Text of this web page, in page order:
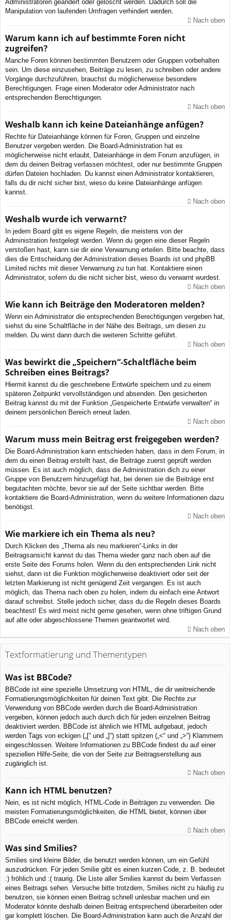
Administratoren geändert oder gelöscht werden. Dadurch soll die
Manipulation von laufenden Umfragen verhindert werden.
Nach oben
Warum kann ich auf bestimmte Foren nicht
zugreifen?
Manche Foren können bestimmten Benutzern oder Gruppen vorbehalten
sein. Um diese einzusehen, Beiträge zu lesen, zu schreiben oder andere
Vorgänge durchzuführen, brauchst du möglicherweise besondere
Berechtigungen. Frage einen Moderator oder Administrator nach
entsprechenden Berechtigungen.
Nach oben
Weshalb kann ich keine Dateianhänge anfügen?
Rechte für Dateianhänge können für Foren, Gruppen und einzelne
Benutzer vergeben werden. Die Board-Administration hat es
möglicherweise nicht erlaubt, Dateianhänge in dem Forum anzufügen, in
dem du deinen Beitrag verfassen möchtest, oder nur bestimmte Gruppen
dürfen Dateien hochladen. Du kannst einen Administrator kontaktieren,
falls du dir nicht sicher bist, wieso du keine Dateianhänge anfügen
kannst.
Nach oben
Weshalb wurde ich verwarnt?
In jedem Board gibt es eigene Regeln, die meistens von der
Administration festgelegt werden. Wenn du gegen eine dieser Regeln
verstoßen hast, kann sie dir eine Verwarnung erteilen. Bitte beachte, dass
dies die Entscheidung der Administration dieses Boards ist und phpBB
Limited nichts mit dieser Verwarnung zu tun hat. Kontaktiere einen
Administrator, sofern du die nicht sicher bist, wieso du verwarnt wurdest.
Nach oben
Wie kann ich Beiträge den Moderatoren melden?
Wenn ein Administrator die entsprechenden Berechtigungen vergeben hat,
siehst du eine Schaltfläche in der Nähe des Beitrags, um diesen zu
melden. Du wirst dann durch die weiteren Schritte geführt.
Nach oben
Was bewirkt die „Speichern“-Schaltfläche beim
Schreiben eines Beitrags?
Hiermit kannst du die geschriebene Entwürfe speichern und zu einem
späteren Zeitpunkt vervollständigen und absenden. Den gesicherten
Beitrag kannst du mit der Funktion „Gespeicherte Entwürfe verwalten“ in
deinem persönlichen Bereich erneut laden.
Nach oben
Warum muss mein Beitrag erst freigegeben werden?
Die Board-Administration kann entschieden haben, dass in dem Forum, in
dem du einen Beitrag erstellt hast, die Beiträge zuerst geprüft werden
müssen. Es ist auch möglich, dass die Administration dich zu einer
Gruppe von Benutzern hinzugefügt hat, bei denen sie die Beiträge erst
begutachten möchte, bevor sie auf der Seite sichtbar werden. Bitte
kontaktiere die Board-Administration, wenn du weitere Informationen dazu
benötigst.
Nach oben
Wie markiere ich ein Thema als neu?
Durch Klicken des „Thema als neu markieren“-Links in der
Beitragsansicht kannst du das Thema wieder ganz nach oben auf die
erste Seite des Forums holen. Wenn du den entsprechenden Link nicht
siehst, dann ist die Funktion möglicherweise deaktiviert oder seit der
letzten Markierung ist nicht genügend Zeit vergangen. Es ist auch
möglich, das Thema nach oben zu holen, indem du einfach eine Antwort
darauf schreibst. Stelle jedoch sicher, dass du die Regeln dieses Boards
beachtest! Es wird meist nicht gerne gesehen, wenn ohne triftigen Grund
auf alte oder abgeschlossene Themen geantwortet wird.
Nach oben
Textformatierung und Thementypen
Was ist BBCode?
BBCode ist eine spezielle Umsetzung von HTML, die dir weitreichende
Formatierungsmöglichkeiten für deinen Text gibt. Die Rechte zur
Verwendung von BBCode werden durch die Board-Administration
vergeben, können jedoch auch durch dich für jeden einzelnen Beitrag
deaktiviert werden. BBCode ist ähnlich wie HTML aufgebaut, jedoch
werden Tags von eckigen („[“ und „]“) statt spitzen („<“ und „>“) Klammern
eingeschlossen. Weitere Informationen zu BBCode findest du auf einer
speziellen Hilfe-Seite, die von der Seite zur Beitragserstellung aus
zugänglich ist.
Nach oben
Kann ich HTML benutzen?
Nein, es ist nicht möglich, HTML-Code in Beiträgen zu verwenden. Die
meisten Formatierungsmöglichkeiten, die HTML bietet, können über
BBCode erreicht werden.
Nach oben
Was sind Smilies?
Smilies sind kleine Bilder, die benutzt werden können, um ein Gefühl
auszudrücken. Für jeden Smilie gibt es einen kurzen Code, z. B. bedeutet
:) fröhlich und :( traurig. Die Liste aller Smilies kannst du beim Verfassen
eines Beitrags sehen. Versuche bitte trotzdem, Smilies nicht zu häufig zu
benutzen, sie können einen Beitrag schnell unlesbar machen und ein
Moderator könnte deshalb deinen Beitrag entsprechend überarbeiten oder
gar komplett löschen. Die Board-Administration kann auch die Anzahl der